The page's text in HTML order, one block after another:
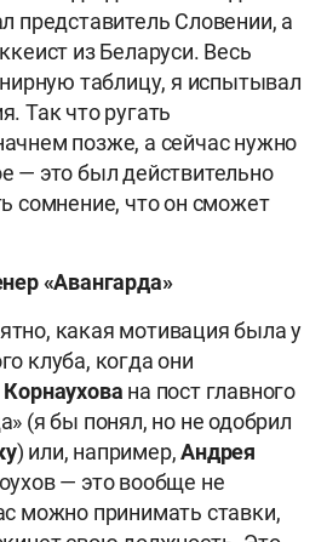
представитель Словении, а
из Беларуси. Весь
таблицу, я испытывал
Так что ругать
позже, а сейчас нужно
— это был действительно
сомнение, что он сможет
«Авангарда»
какая мотивация была у
клуба, когда они
Корнаухова на пост главного
(я бы понял, но не одобрил
) или, например,Андрея
— это вообще не
можно принимать ставки,